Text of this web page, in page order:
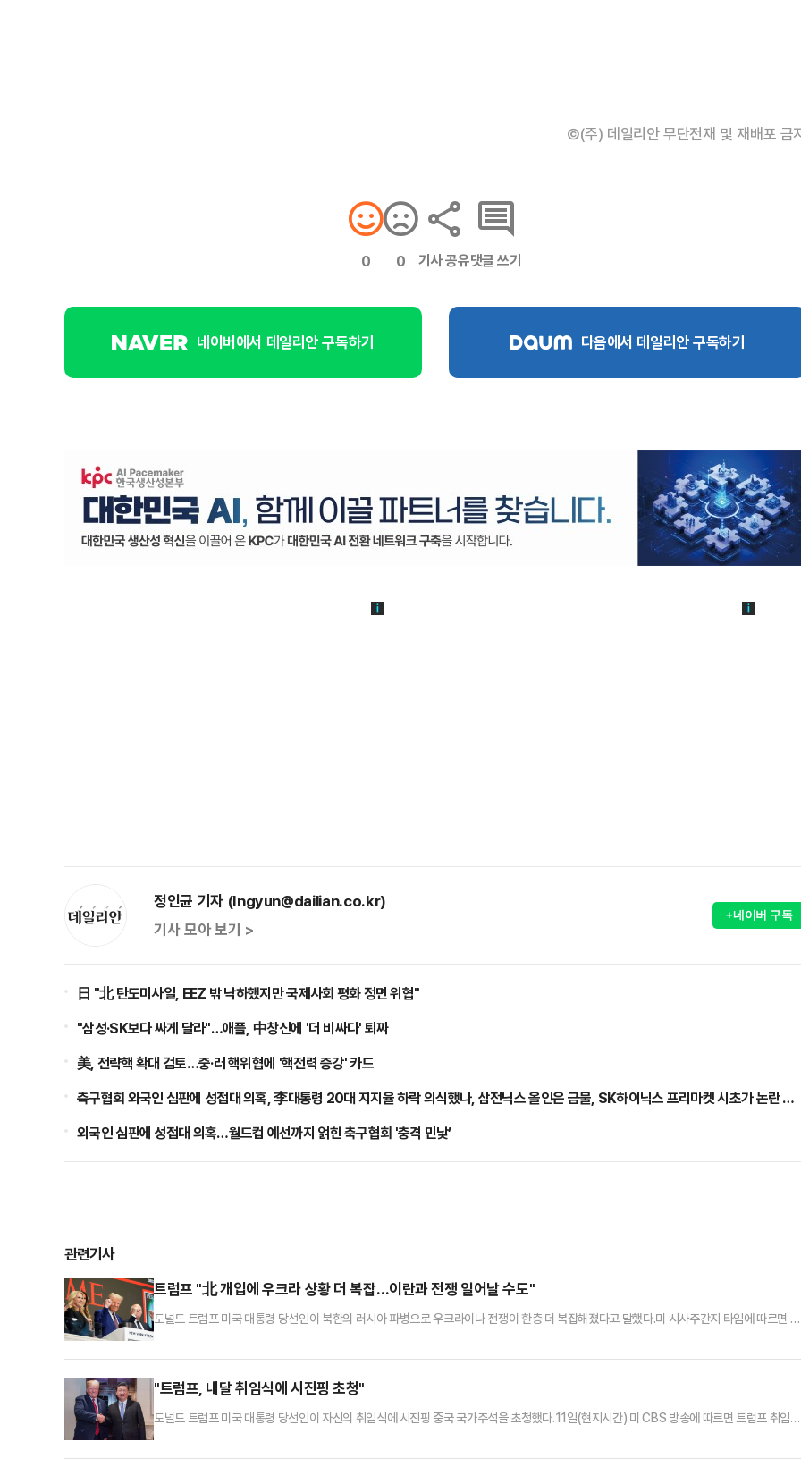
©(주) 데일리안 무단전재 및 재배포 금
0 0 기사 공유댓글 쓰기
네이버에서 데일리안 구독하기 다음에서 데일리안 구독하기
정인균 기자 (Ingyun@dailian.co.kr)
기사 모아 보기 >
+네이버 구독
日 "北 탄도미사일, EEZ 밖 낙하했지만 국제사회 평화 정면 위협"
"삼성·SK보다 싸게 달라"…애플, 中창신에 '더 비싸다' 퇴짜
美, 전략핵 확대 검토…중·러 핵위협에 '핵전력 증강' 카드
축구협회 외국인 심판에 성접대 의혹, 李대통령 20대 지지율 하락 의식했나, 삼전닉스 올인은 금물, SK하이닉스 프리마켓 시초가 논란 재
외국인 심판에 성접대 의혹…월드컵 예선까지 얽힌 축구협회 '충격 민낯’
관련기사
트럼프 "北 개입에 우크라 상황 더 복잡…이란과 전쟁 일어날 수도"
도널드 트럼프 미국 대통령 당선인이 북한의 러시아 파병으로 우크라이나 전쟁이 한층 더 복잡해졌다고 말했다.미 시사주간지 타임에 따르면 트
것”이라며 “합의 후 내가 얼마나 좋은 일을 했는지 보여줄 것”이라고 말했다.그러면서 트럼프 당선인은 “북한이 개입하면 복잡한 요소가 생긴
"트럼프, 내달 취임식에 시진핑 초청"
도널드 트럼프 미국 대통령 당선인이 자신의 취임식에 시진핑 중국 국가주석을 초청했다.11일(현지시간) 미 CBS 방송에 따르면 트럼프 취임준
식은 내달 20일 열릴 예정이다.미국 대통령의 취임식에 외국 정상이 참석하는 경우는 없었다. 초청장을 보내는 경우도 이례적인 일이다. 특히 미